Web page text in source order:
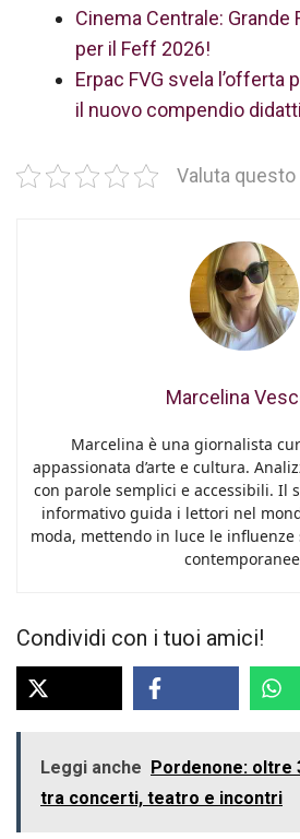
Cinema Centrale: Grande
per il Feff 2026!
Erpac FVG svela l’offerta
il nuovo compendio
Valuta
Marcelina
Marcelina è una giornalista
appassionata d’arte e cultura.
con parole semplici e accessibili. Il
informativo guida i lettori nel
moda, mettendo in luce le
Condividi con i tuoi amici!
Leggi anche Pordenone: oltre
tra concerti, teatro e incontri